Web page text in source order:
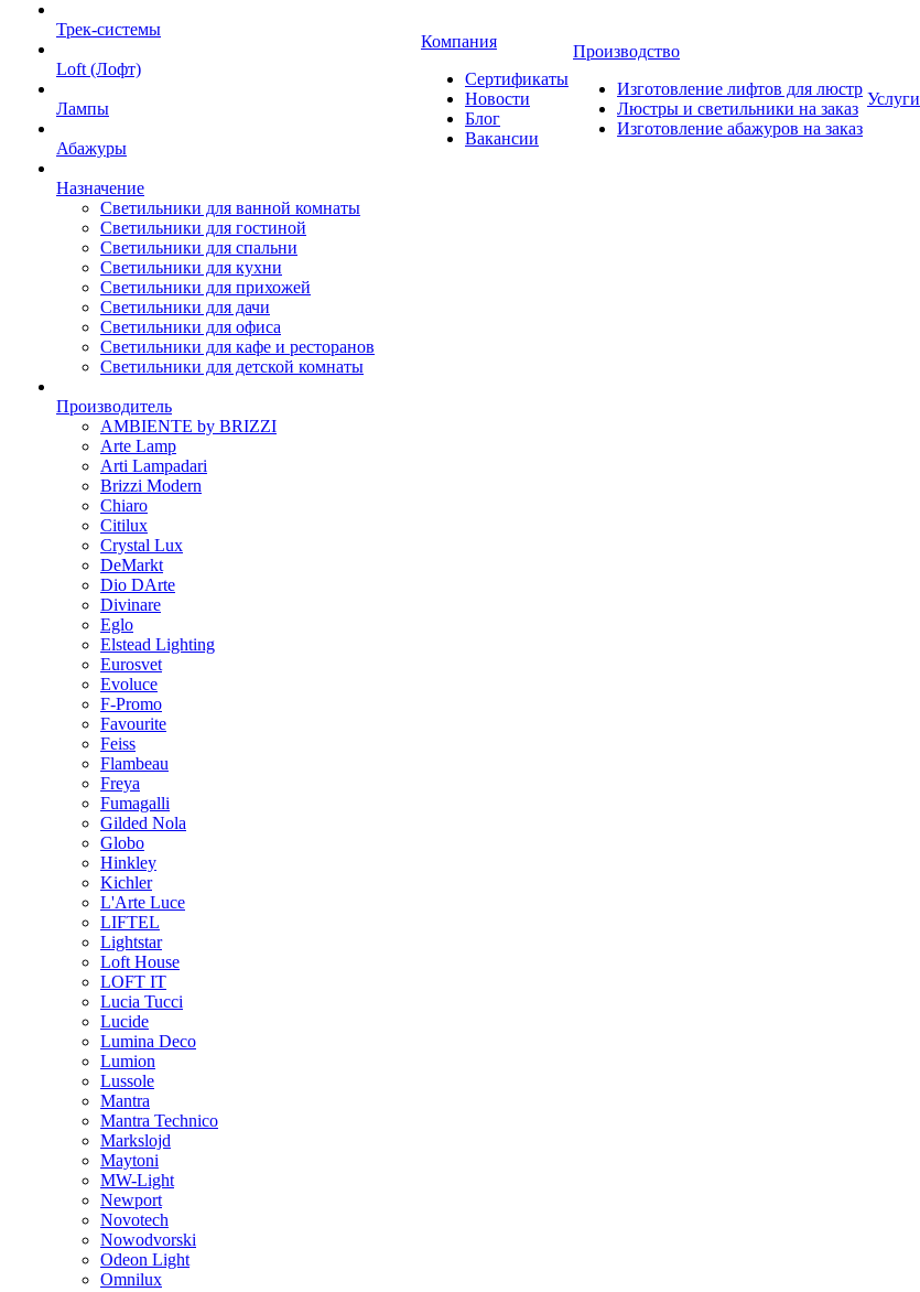
Трек-системы
Loft (Лофт)
Лампы
Абажуры
Назначение
Светильники для ванной комнаты
Светильники для гостиной
Светильники для спальни
Светильники для кухни
Светильники для прихожей
Светильники для дачи
Светильники для офиса
Светильники для кафе и ресторанов
Светильники для детской комнаты
Производитель
AMBIENTE by BRIZZI
Arte Lamp
Arti Lampadari
Brizzi Modern
Chiaro
Citilux
Crystal Lux
DeMarkt
Dio DArte
Divinare
Eglo
Elstead Lighting
Eurosvet
Evoluce
F-Promo
Favourite
Feiss
Flambeau
Freya
Fumagalli
Gilded Nola
Globo
Hinkley
Kichler
L'Arte Luce
LIFTEL
Lightstar
Loft House
LOFT IT
Lucia Tucci
Lucide
Lumina Deco
Lumion
Lussole
Mantra
Mantra Technico
Markslojd
Maytoni
MW-Light
Newport
Novotech
Nowodvorski
Odeon Light
Omnilux
Компания
Сертификаты
Новости
Блог
Вакансии
Производство
Изготовление лифтов для люстр
Люстры и светильники на заказ
Изготовление абажуров на заказ
Услуги